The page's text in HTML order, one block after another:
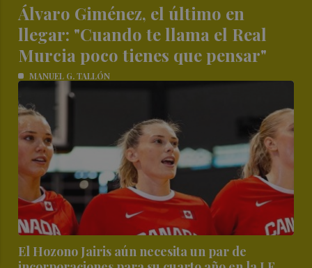
Álvaro Giménez, el último en
llegar: "Cuando te llama el Real
Murcia poco tienes que pensar"
MANUEL G. TALLÓN
El Hozono Jairis aún necesita un par de